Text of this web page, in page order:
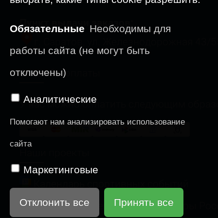
Пункт выдачи заказов:
Способы оплаты
У нас можно оплатить следующим
Веломногодневка "Меловые Горы
Обязательные Необходимы для
работы сайта (не могут быть
отключены)
Аналитические
Помогают нам анализировать использование
сайта
Маркетинговые
Отклонить все Принять все